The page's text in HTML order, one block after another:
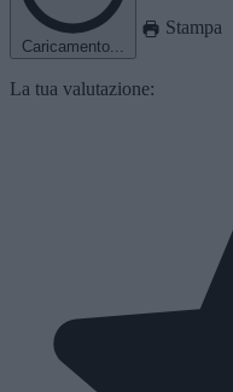
Caricamento...
Stampa
La tua valutazione: